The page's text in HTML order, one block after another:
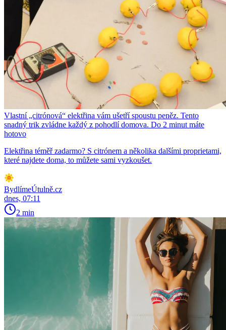
Vlastní „citrónová“ elektřina vám ušetří spoustu peněz. Tento
snadný trik zvládne každý z pohodlí domova. Do 2 minut máte
hotovo
Elektřina téměř zadarmo? S citrónem a několika dalšími proprietami,
které najdete doma, to můžete sami vyzkoušet.
BydlímeÚtulně.cz
dnes, 07:11
2 min